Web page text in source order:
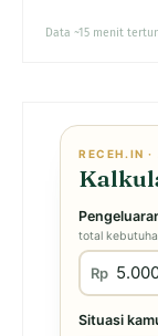
Data ~15 menit
RECEH.IN
total
Rp
Situasi